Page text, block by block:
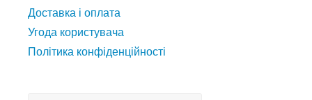
Доставка і оплата
Угода користувача
Політика конфіденційності